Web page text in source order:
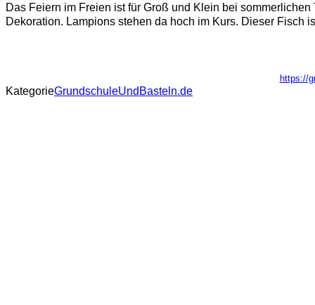
Das Feiern im Freien ist für Groß und Klein bei
Dekoration. Lampions stehen da hoch im Kurs. Dieser Fisch
https://
KategorieGrundschuleUndBasteln.de